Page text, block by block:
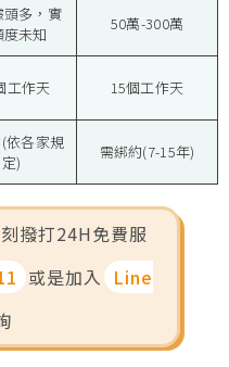
頭多，實
度未知
50萬-300萬
工作天 15個工作天
依各家規
定)
需綁約(7-15年)
撥打24H免費服
或是加入 Line